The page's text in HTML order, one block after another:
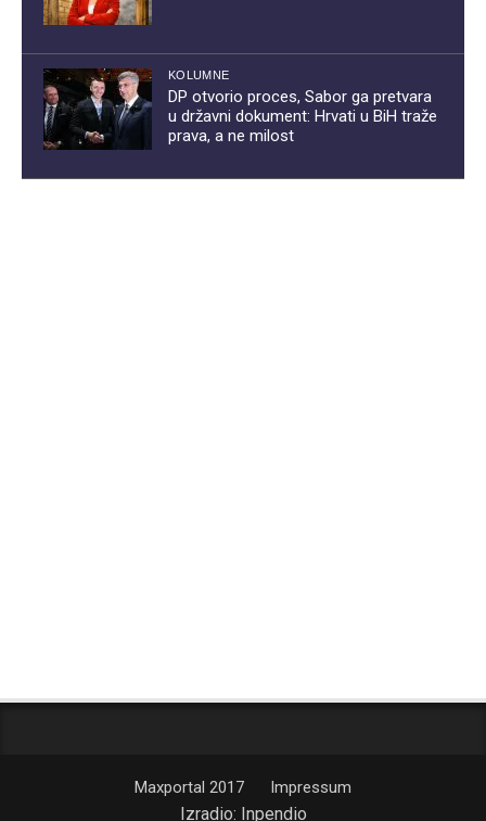
KOLUMNE
DP otvorio proces, Sabor ga pretvara
u državni dokument: Hrvati u BiH traže
prava, a ne milost
Maxportal 2017 Impressum
Izradio: Inpendio